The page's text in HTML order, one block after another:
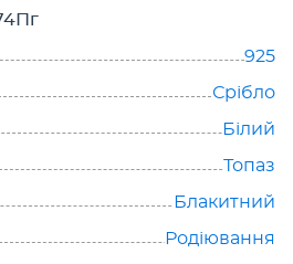
925
Срібло
Білий
Топаз
Блакитний
Родіювання